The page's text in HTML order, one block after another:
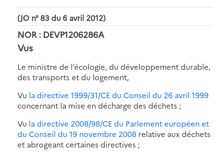
(JO n° 83 du 6 avril 2012)
NOR : DEVP1206286A
Vus
Le ministre de l’écologie, du développement durable,
des transports et du logement,
Vu la directive 1999/31/CE du Conseil du 26 avril 1999
concernant la mise en décharge des déchets ;
Vu la directive 2008/98/CE du Parlement européen et
du Conseil du 19 novembre 2008 relative aux déchets
et abrogeant certaines directives ;